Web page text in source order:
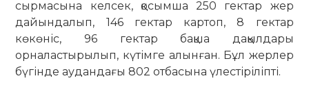
сырмасына келсек, қосымша 250 гектар жер
дайындалып, 146 гектар картоп, 8 гектар
көкөніс, 96 гектар бақша дақылдары
орналастырылып, күтімге алынған. Бұл жер­лер
бүгінде аудандағы 802 отбасына үлестіріліпті.